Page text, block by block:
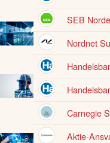
SEB
Nordnet
Carnegie
Aktie-